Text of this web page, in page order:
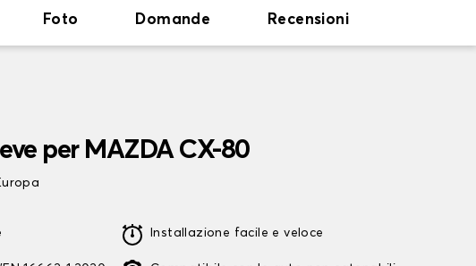
Foto Domande Recensioni
per MAZDA CX-80
Installazione facile e veloce